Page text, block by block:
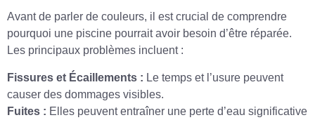
Avant de parler de couleurs, il est crucial de comprendre
pourquoi une piscine pourrait avoir besoin d’être réparée.
Les principaux problèmes incluent :
Fissures et Écaillements : Le temps et l’usure peuvent
causer des dommages visibles.
Fuites : Elles peuvent entraîner une perte d’eau significative